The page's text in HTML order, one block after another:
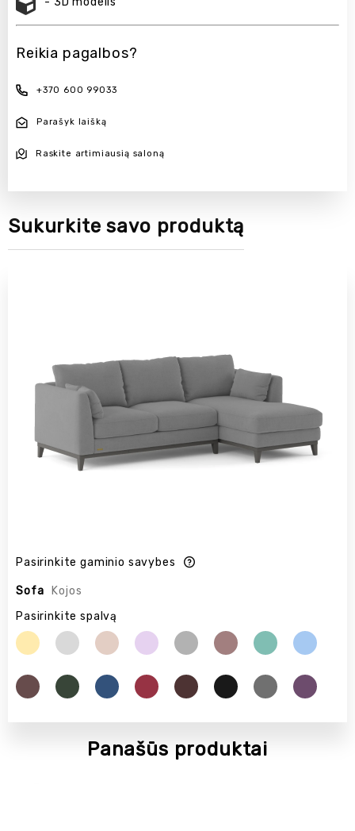
Reikia pagalbos?
+370 600 99033
Parašyk laišką
Raskite artimiausią saloną
Sukurkite savo produktą
Pasirinkite gaminio savybes
Sofa
Kojos
Pasirinkite spalvą
Panašūs produktai